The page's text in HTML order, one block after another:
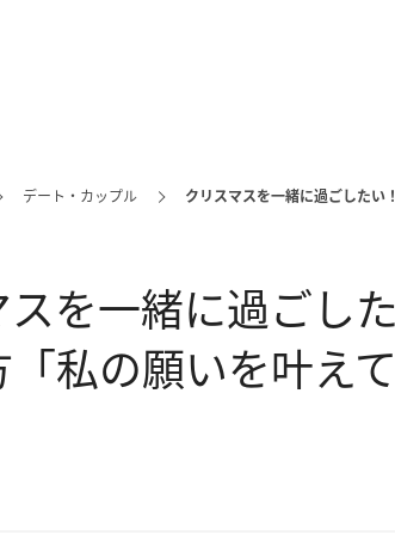
デート・カップル クリスマスを一緒に過ごしたい
スを一緒に過ごし
私の願いを叶えて